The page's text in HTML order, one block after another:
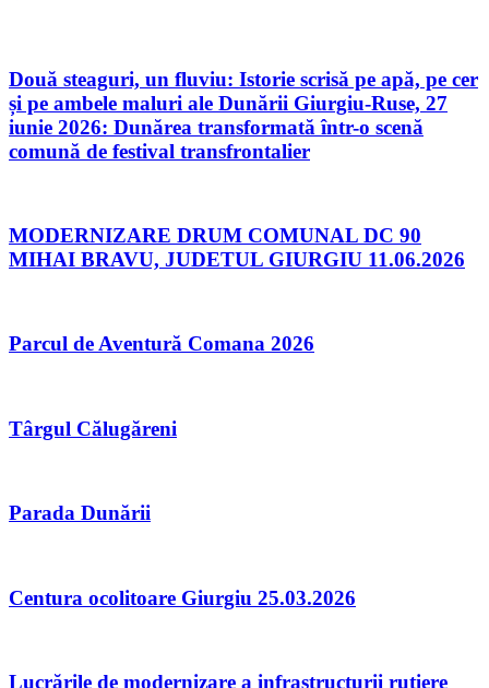
Două steaguri, un fluviu: Istorie scrisă pe apă, pe cer
și pe ambele maluri ale Dunării Giurgiu-Ruse, 27
iunie 2026: Dunărea transformată într-o scenă
comună de festival transfrontalier
MODERNIZARE DRUM COMUNAL DC 90
MIHAI BRAVU, JUDETUL GIURGIU 11.06.2026
Parcul de Aventură Comana 2026
Târgul Călugăreni
Parada Dunării
Centura ocolitoare Giurgiu 25.03.2026
Lucrările de modernizare a infrastructurii rutiere